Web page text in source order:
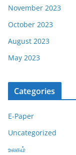
November 2023
October 2023
August 2023
May 2023
Categories
E-Paper
Uncategorized
உலகம்